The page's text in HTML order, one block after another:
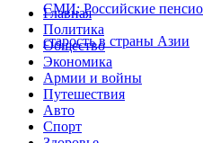
СМИ: Российские
старость в страны Азии
Главная
Политика
Общество
Экономика
Армии и войны
Путешествия
Авто
Спорт